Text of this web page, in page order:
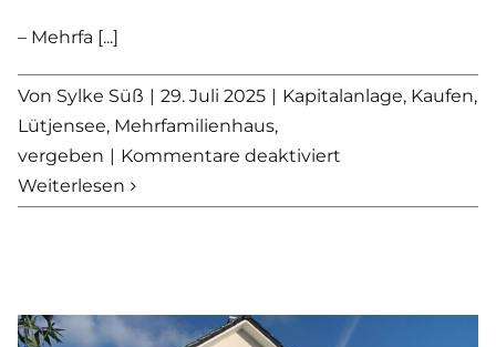
– Mehrfa [...]
Von Sylke Süß | 29. Juli 2025 | Kapitalanlage, Kaufen,
Lütjensee, Mehrfamilienhaus,
vergeben | Kommentare deaktiviert
Wohneinheiten
Weiterlesen